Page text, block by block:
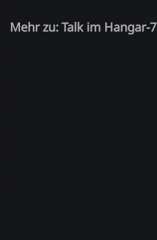
Mehr zu: Talk im Hangar-7